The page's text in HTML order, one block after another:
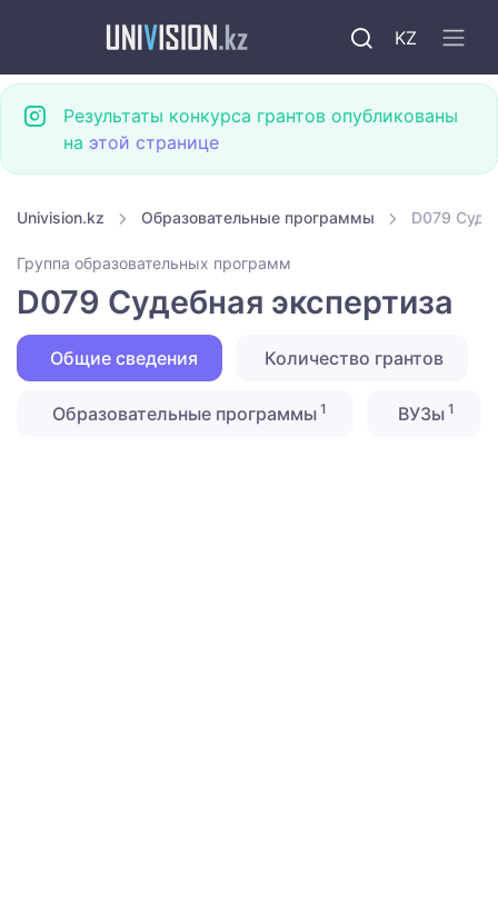
KZ
Результаты конкурса грантов опубликованы
на этой странице
Univision.kz Образовательные программы D079
Группа образовательных программ
D079 Судебная экспертиза
Общие сведения Количество грантов
Образовательные программы 1 ВУЗы 1